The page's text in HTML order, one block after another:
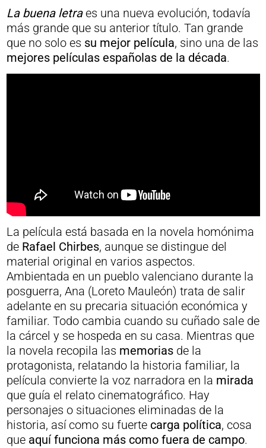
La buena letraes una nueva evolución, todavía
más grande que su anterior título. Tan grande
que no solo es su mejor película, sino una de las
mejores películas españolas de la década.
La película está basada en la novela homónima
de Rafael Chirbes, aunque se distingue del
material original en varios aspectos.
Ambientada en un pueblo valenciano durante la
posguerra, Ana (Loreto Mauleón) trata de salir
adelante en su precaria situación económica y
familiar. Todo cambia cuando su cuñado sale de
la cárcel y se hospeda en su casa. Mientras que
la novela recopila las memorias de la
protagonista, relatando la historia familiar, la
película convierte la voz narradora en la mirada
que guía el relato cinematográfico. Hay
personajes o situaciones eliminadas de la
historia, así como su fuerte carga política, cosa
que aquí funciona más como fuera de campo.